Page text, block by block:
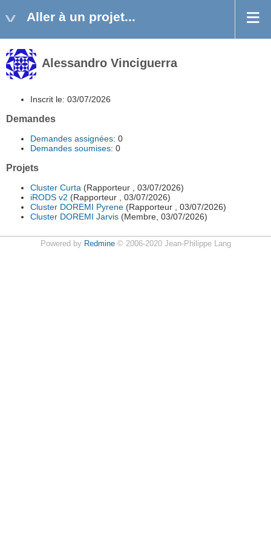
Aller à un projet...
Alessandro Vinciguerra
Inscrit le: 03/07/2026
Demandes
Demandes assignées: 0
Demandes soumises: 0
Projets
Cluster Curta (Rapporteur , 03/07/2026)
iRODS v2 (Rapporteur , 03/07/2026)
Cluster DOREMI Pyrene (Rapporteur , 03/07/2026)
Cluster DOREMI Jarvis (Membre, 03/07/2026)
Powered by Redmine© 2006-2020 Jean-Philippe Lang